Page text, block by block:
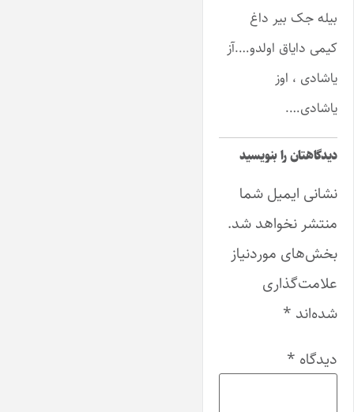
بیله جک بیر داغ
کیمی دایاق اولدو….آز
یاشادی ، اوز
یاشادی….
دیدگاهتان را بنویسید
نشانی ایمیل شما
منتشر نخواهد شد.
بخش‌های موردنیاز
علامت‌گذاری
شده‌اند *
دیدگاه *